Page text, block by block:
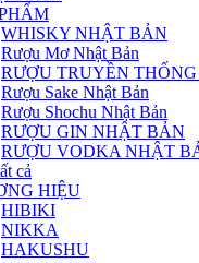
WHISKY NHẬT BẢN
Rượu Mơ Nhật Bản
RƯỢU TRUYỀN
Rượu Sake Nhật Bản
Rượu Shochu Nhật Bản
RƯỢU GIN NHẬT BẢN
RƯỢU VODKA NHẬT
cả
HIỆU
HIBIKI
NIKKA
HAKUSHU